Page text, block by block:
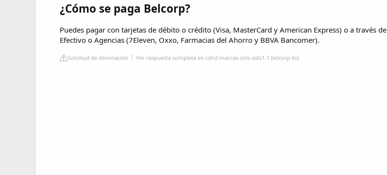
¿Cómo se paga Belcorp?
Puedes pagar con tarjetas de débito o crédito (Visa, MasterCard y American Express) o a través de
Efectivo o Agencias (7Eleven, Oxxo, Farmacias del Ahorro y BBVA Bancomer).
Solicitud de eliminación Ver respuesta completa en cdn2-marcas-cnts-asts1-1.belcorp.biz